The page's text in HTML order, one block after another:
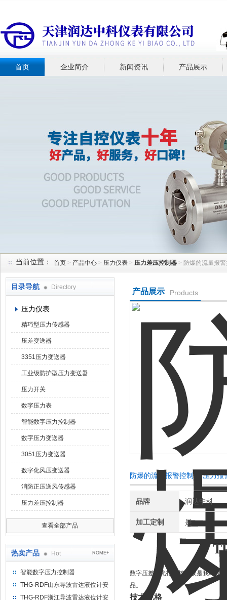
首页 企业简介 新闻资讯 产品展示
当前位置： 首页 > 产品中心 > 压力仪表 > 压力差压控制器 > 防爆的流量报
目录导航 Directory
压力仪表
精巧型压力传感器
压差变送器
3351压力变送器
工业级防护型压力变送器
压力开关
数字压力表
智能数字压力控制器
数字压力变送器
3051压力变送器
数字化风压变送器
消防正压送风传感器
压力差压控制器
查看全部产品
热卖产品 Hot ROME+
智能数字压力控制器
THG-RDF山东导波雷达液位计安
装方法
THG-RDF浙江导波雷达液位计安
产品展示 Products
防爆的流量报警控制箱 压力报
品牌 润达中科
加工定制 是
数字压差声光报警控制仪是我司专
品。
技术规格